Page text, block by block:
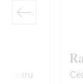
pentru